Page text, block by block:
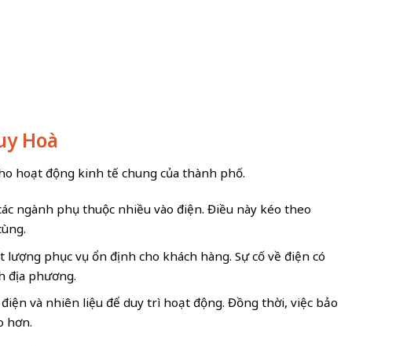
Hoà
hoạt động kinh tế chung của thành phố.
ngành phụ thuộc nhiều vào điện. Điều này kéo theo
phục vụ ổn định cho khách hàng. Sự cố về điện có
địa phương.
và nhiên liệu để duy trì hoạt động. Đồng thời, việc bảo
hơn.